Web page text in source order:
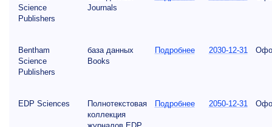
Science
Publishers
Journals
Bentham
Science
Publishers
база данных
Books
Подробнее 2030-12-31
EDP Sciences
Полнотекстовая
коллекция
Подробнее 2050-12-31